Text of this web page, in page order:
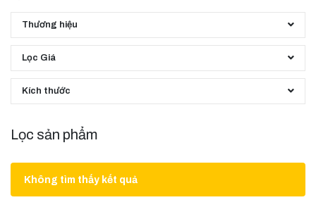
Thương hiệu
Lọc Giá
Kích thước
Lọc sản phẩm
Không tìm thấy kết quả